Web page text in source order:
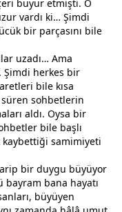
buyur etmişti. O
vardı ki… Şimdi
bir parçasını bile
uzadı… Ama
Şimdi herkes bir
bile kısa
sohbetlerin
aldı. Oysa bir
bile başlı
kaybettiği samimiyeti
bir duygu büyüyor
bayram bana hayatı
büyüyen